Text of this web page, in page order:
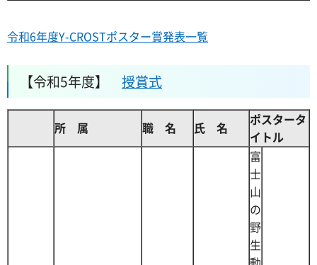
令和6年度Y-CROSTポスター賞発表一覧
【令和5年度】 授賞式
所 属 職 名 氏 名
ポスタータ
イトル
富
士
山
の
野
生